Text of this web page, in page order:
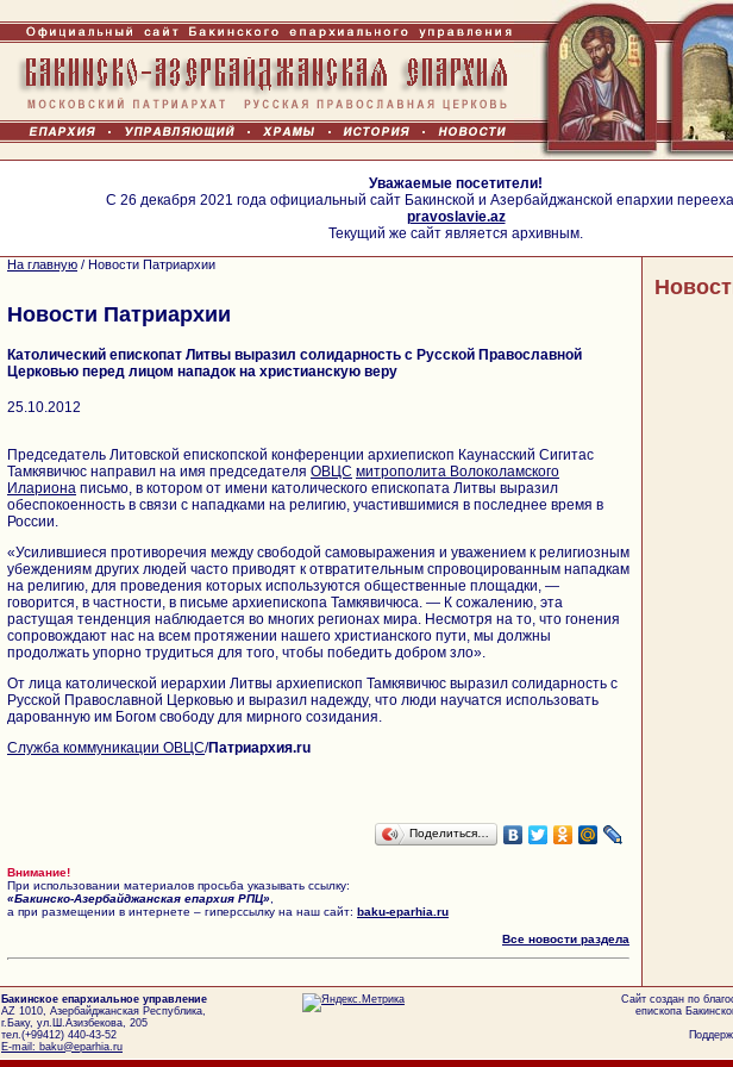
Уважаемые посетители!
С 26 декабря 2021 года официальный сайт Бакинской и Азербайджанской епархии
pravoslavie.az
Текущий же сайт является архивным.
На главную / Новости Патриархии
Новости Патриархии
Католический епископат Литвы выразил солидарность с Русской Православной
Церковью перед лицом нападок на христианскую веру
25.10.2012
Председатель Литовской епископской конференции архиепископ Каунасский Сигитас
Тамкявичюс направил на имя председателя ОВЦС митрополита Волоколамского
Илариона письмо, в котором от имени католического епископата Литвы выразил
обеспокоенность в связи с нападками на религию, участившимися в последнее время в
России.
«Усилившиеся противоречия между свободой самовыражения и уважением к религиозным
убеждениям других людей часто приводят к отвратительным спровоцированным нападкам
на религию, для проведения которых используются общественные площадки, —
говорится, в частности, в письме архиепископа Тамкявичюса. — К сожалению, эта
растущая тенденция наблюдается во многих регионах мира. Несмотря на то, что гонения
сопровождают нас на всем протяжении нашего христианского пути, мы должны
продолжать упорно трудиться для того, чтобы победить добром зло».
От лица католической иерархии Литвы архиепископ Тамкявичюс выразил солидарность с
Русской Православной Церковью и выразил надежду, что люди научатся использовать
дарованную им Богом свободу для мирного созидания.
Служба коммуникации ОВЦС/Патриархия.ru
Поделиться…
Внимание!
При использовании материалов просьба указывать ссылку:
«Бакинско-Азербайджанская епархия РПЦ»
а при размещении в интернете – гиперссылку на наш сайт: baku-eparhia.ru
Все новости раздела
Бакинское епархиальное управление
AZ 1010, Азербайджанская Республика,
г.Баку, ул.Ш.Азизбекова, 205
тел.(+99412) 440-43-52
E-mail: baku@eparhia.ru
Сайт создан по
епископа